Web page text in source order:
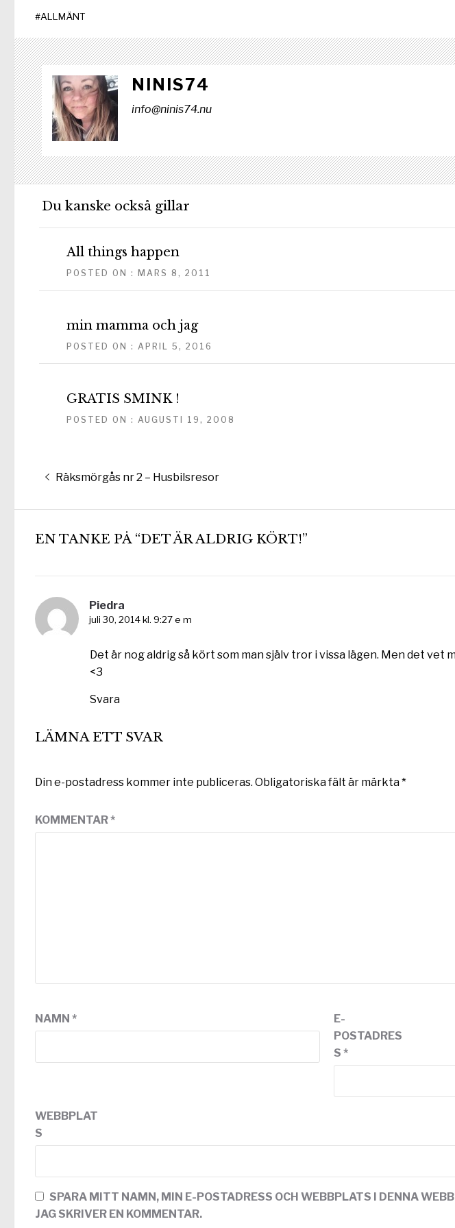
#ALLMÄNT
NINIS74
info@ninis74.nu
Du kanske också gillar
All things happen
POSTED ON : MARS 8, 2011
min mamma och jag
POSTED ON : APRIL 5, 2016
GRATIS SMINK !
POSTED ON : AUGUSTI 19, 2008
Inläggsnavigering
Föregående
Räksmörgås nr 2 – Husbilsresor
EN TANKE PÅ “DET ÄR ALDRIG KÖRT!”
Piedra
juli 30, 2014 kl. 9:27 e m
Det är nog aldrig så kört som man själv tror i vissa lägen. Men det vet
<3
Svara
LÄMNA ETT SVAR
Din e-postadress kommer inte publiceras. Obligatoriska fält är märkta*
KOMMENTAR*
NAMN *
E-
POSTADRES
S *
WEBBPLAT
S
SPARA MITT NAMN, MIN E-POSTADRESS OCH WEBBPLATS I DENNA
JAG SKRIVER EN KOMMENTAR.